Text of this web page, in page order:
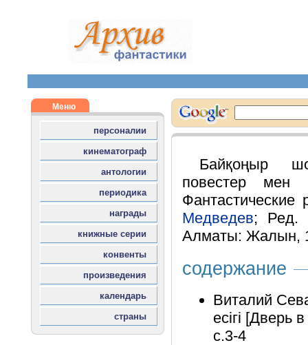
Байқоңыр
повестер мен
Медведев; Ред.
Алматы: Жалын,
содержание
Виталий
есігі
с.3-4